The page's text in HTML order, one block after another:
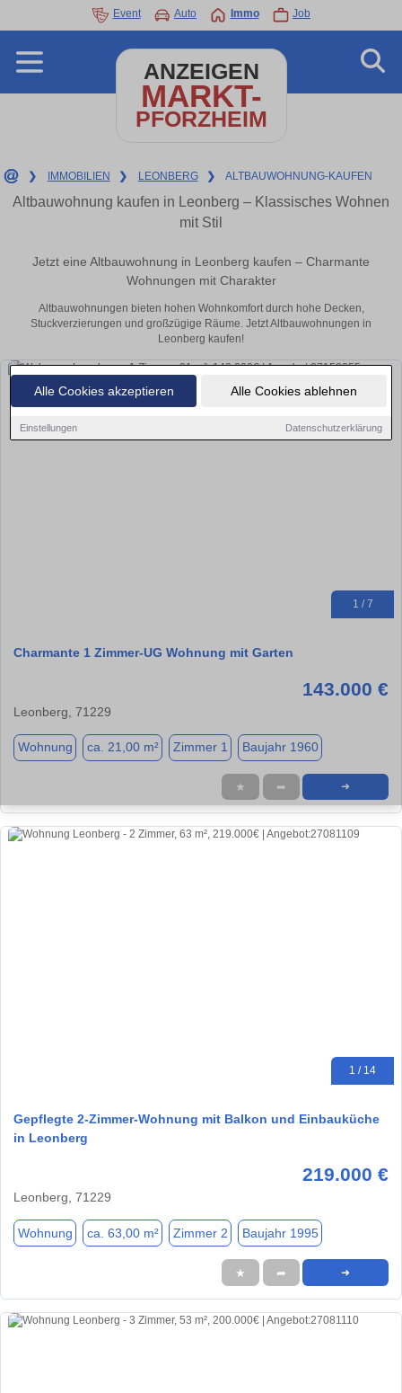
Alle Cookies akzeptieren Alle Cookies ablehnen
Einstellungen Datenschutzerklärung
Event Auto Immo Job
ANZEIGEN
MARKT-
PFORZHEIM
❯ IMMOBILIEN ❯ LEONBERG ❯ ALTBAUWOHNUNG-KAUFEN
Altbauwohnung kaufen in Leonberg – Klassisches Wohnen
mit Stil
Jetzt eine Altbauwohnung in Leonberg kaufen – Charmante
Wohnungen mit Charakter
Altbauwohnungen bieten hohen Wohnkomfort durch hohe Decken,
Stuckverzierungen und großzügige Räume. Jetzt Altbauwohnungen in
Leonberg kaufen!
1 / 7
Charmante 1 Zimmer-UG Wohnung mit Garten
143.000 €
Leonberg, 71229
Wohnung ca. 21,00 m² Zimmer 1 Baujahr 1960
★ ➦ ➜
1 / 14
Gepflegte 2-Zimmer-Wohnung mit Balkon und Einbauküche
in Leonberg
219.000 €
Leonberg, 71229
Wohnung ca. 63,00 m² Zimmer 2 Baujahr 1995
★ ➦ ➜